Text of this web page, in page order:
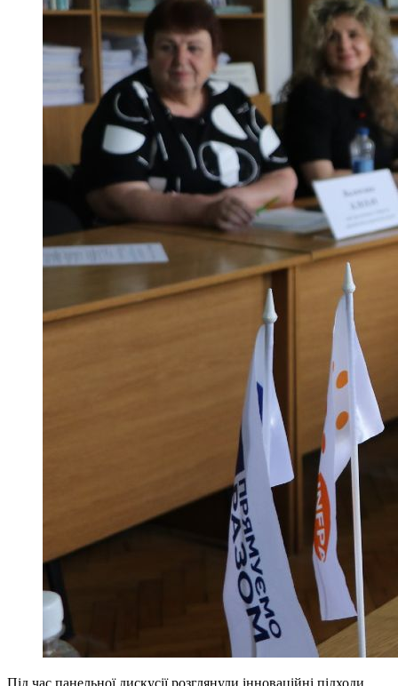
Під час панельної дискусії розглянули інноваційні підходи